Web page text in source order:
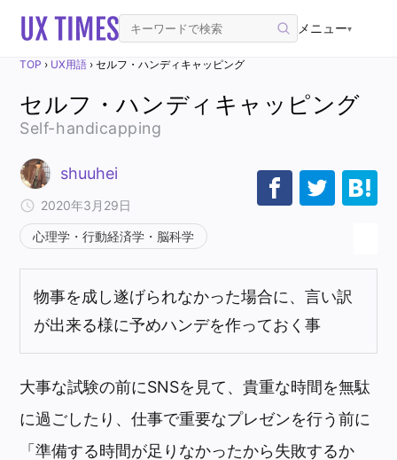
メニュー▾
TOP › UX用語 ›セルフ・ハンディキャッピング
セルフ・ハンディキャッピング
Self-handicapping
shuuhei
2020年3月29日
心理学・行動経済学・脳科学
物事を成し遂げられなかった場合に、言い訳
が出来る様に予めハンデを作っておく事
大事な試験の前にSNSを見て、貴重な時間を無駄
に過ごしたり、仕事で重要なプレゼンを行う前に
「準備する時間が足りなかったから失敗するか